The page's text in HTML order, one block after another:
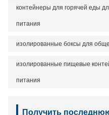
контейнеры для горячей еды
питания
изолированные боксы для
изолированные пищевые
питания
Получить